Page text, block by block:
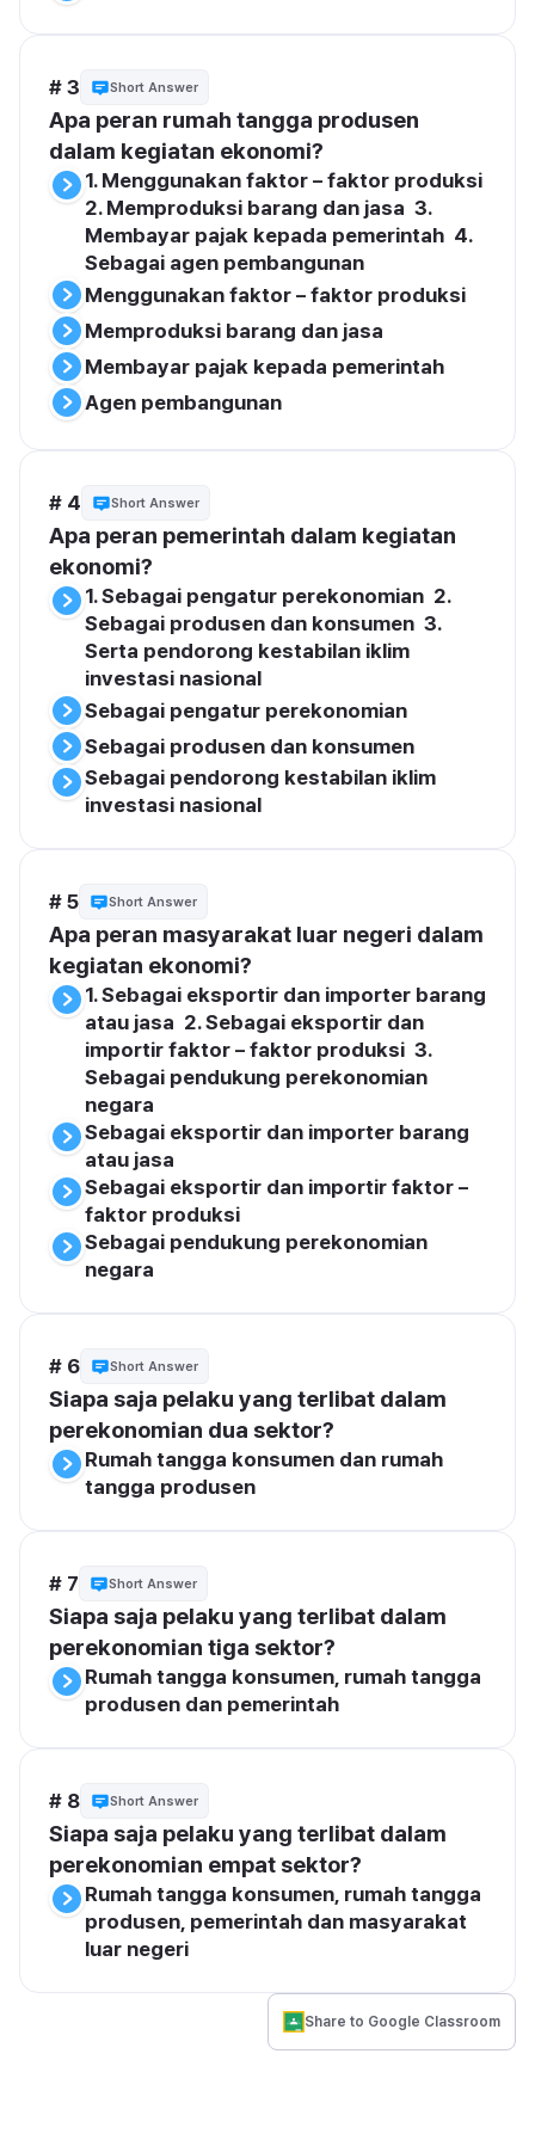
# 3 Short Answer
Apa peran rumah tangga produsen
dalam kegiatan ekonomi?
1. Menggunakan faktor – faktor produksi
2. Memproduksi barang dan jasa  3.
Membayar pajak kepada pemerintah  4.
Sebagai agen pembangunan
Menggunakan faktor – faktor produksi
Memproduksi barang dan jasa
Membayar pajak kepada pemerintah
Agen pembangunan
# 4 Short Answer
Apa peran pemerintah dalam kegiatan
ekonomi?
1. Sebagai pengatur perekonomian  2.
Sebagai produsen dan konsumen  3.
Serta pendorong kestabilan iklim
investasi nasional
Sebagai pengatur perekonomian
Sebagai produsen dan konsumen
Sebagai pendorong kestabilan iklim
investasi nasional
# 5 Short Answer
Apa peran masyarakat luar negeri dalam
kegiatan ekonomi?
1. Sebagai eksportir dan importer barang
atau jasa  2. Sebagai eksportir dan
importir faktor – faktor produksi  3.
Sebagai pendukung perekonomian
negara
Sebagai eksportir dan importer barang
atau jasa
Sebagai eksportir dan importir faktor –
faktor produksi
Sebagai pendukung perekonomian
negara
# 6 Short Answer
Siapa saja pelaku yang terlibat dalam
perekonomian dua sektor?
Rumah tangga konsumen dan rumah
tangga produsen
# 7 Short Answer
Siapa saja pelaku yang terlibat dalam
perekonomian tiga sektor?
Rumah tangga konsumen, rumah tangga
produsen dan pemerintah
# 8 Short Answer
Siapa saja pelaku yang terlibat dalam
perekonomian empat sektor?
Rumah tangga konsumen, rumah tangga
produsen, pemerintah dan masyarakat
luar negeri
Share to Google Classroom